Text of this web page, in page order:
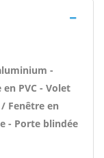
-
PVC - Volet
Fenêtre en
- Porte blindée